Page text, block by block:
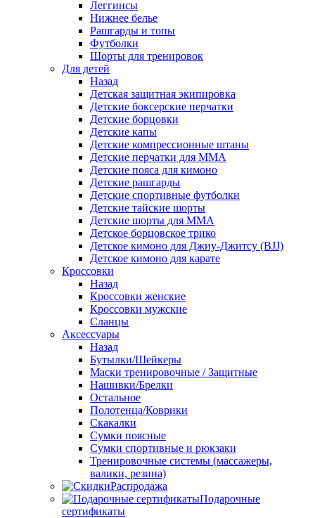
Леггинсы
Нижнее белье
Рашгарды и топы
Футболки
Шорты для тренировок
Для детей
Назад
Детская защитная экипировка
Детские боксерские перчатки
Детские борцовки
Детские капы
Детские компрессионные штаны
Детские перчатки для ММА
Детские пояса для кимоно
Детские рашгарды
Детские спортивные футболки
Детские тайские шорты
Детские шорты для ММА
Детское борцовское трико
Детское кимоно для Джиу-Джитсу (BJJ)
Детское кимоно для карате
Кроссовки
Назад
Кроссовки женские
Кроссовки мужские
Сланцы
Аксессуары
Назад
Бутылки/Шейкеры
Маски тренировочные / Защитные
Нашивки/Брелки
Остальное
Полотенца/Коврики
Скакалки
Сумки поясные
Сумки спортивные и рюкзаки
Тренировочные системы (массажеры,
валики, резина)
Распродажа
Подарочные
сертификаты